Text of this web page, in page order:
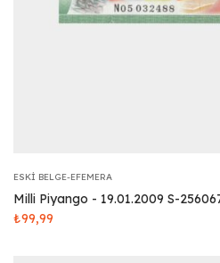
ESKI BELGE-EFEMERA
Milli Piyango - 19.01.2009 S-
₺99,99